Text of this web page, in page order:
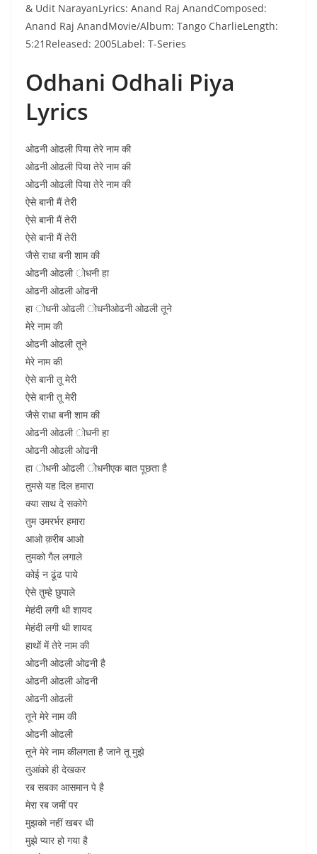
& Udit NarayanLyrics: Anand Raj AnandComposed:
Anand Raj AnandMovie/Album: Tango CharlieLength:
5:21Released: 2005Label: T-Series
Odhani Odhali Piya
Lyrics
ओढनी ओढली पिया तेरे नाम की
ओढनी ओढली पिया तेरे नाम की
ओढनी ओढली पिया तेरे नाम की
ऐसे बानी मैं तेरी
ऐसे बानी मैं तेरी
ऐसे बानी मैं तेरी
जैसे राधा बनी शाम की
ओढनी ओढली ोधनी हा
ओढनी ओढली ओढनी
हा ोधनी ओढली ोधनीओढनी ओढली तूने
मेरे नाम की
ओढनी ओढली तूने
मेरे नाम की
ऐसे बानी तू मेरी
ऐसे बानी तू मेरी
जैसे राधा बनी शाम की
ओढनी ओढली ोधनी हा
ओढनी ओढली ओढनी
हा ोधनी ओढली ोधनीएक बात पूछता है
तुमसे यह दिल हमारा
क्या साथ दे सकोगे
तुम उमरर्भर हमारा
आओ क़रीब आओ
तुमको गैल लगाले
कोई न ढूंढ पाये
ऐसे तुम्हे छुपाले
मेहंदी लगी थी शायद
मेहंदी लगी थी शायद
हाथों में तेरे नाम की
ओढनी ओढली ओढनी है
ओढनी ओढली ओढनी
ओढनी ओढली
तूने मेरे नाम की
ओढनी ओढली
तूने मेरे नाम कीलगता है जाने तू मुझे
तुआंको ही देखकर
रब सबका आसमान पे है
मेरा रब जमीं पर
मुझको नहीं खबर थी
मुझे प्यार हो गया है